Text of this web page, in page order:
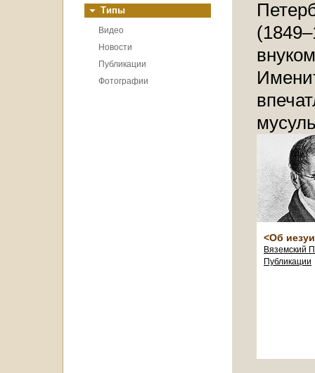
Типы
Видео
Новости
Публикации
Фотографии
<Об
Вяземский
Публикации